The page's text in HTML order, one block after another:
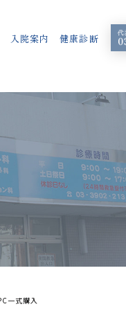
入院案内 健康診断
一式購入